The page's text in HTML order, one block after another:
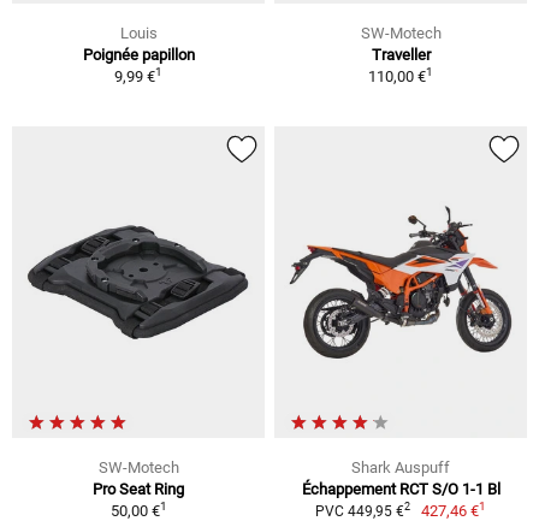
Louis
Poignée papillon
9,99 €1
SW-Motech
Traveller
110,00 €1
SW-Motech
Pro Seat Ring
50,00 €1
Shark Auspuff
Échappement RCT S/O 1-1 Bl
PVC 449,95 €2 427,46 €1